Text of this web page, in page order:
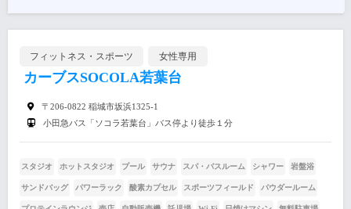
フィットネス・スポーツ 女性専用
カーブスSOCOLA若葉台
〒206-0822 稲城市坂浜1325-1
小田急バス「ソコラ若葉台」バス停より徒歩１分
スタジオ ホットスタジオ プール サウナ スパ・バスルーム シャワー 岩盤浴
サンドバッグ パワーラック 酸素カプセル スポーツフィールド パウダールーム